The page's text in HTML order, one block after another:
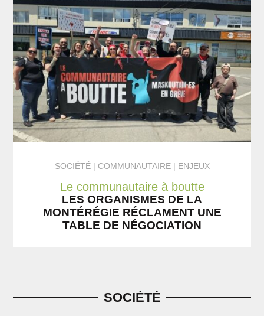
SOCIÉTÉ COMMUNAUTAIRE | ENJEUX
Le communautaire à boutte
LES ORGANISMES DE LA
MONTÉRÉGIE RÉCLAMENT UNE
TABLE DE NÉGOCIATION
SOCIÉTÉ